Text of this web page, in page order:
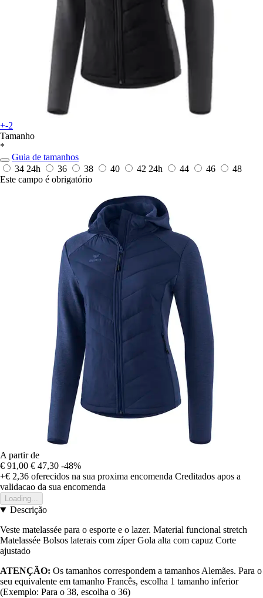
+-2
Tamanho
*
Guia de tamanhos
34 24h 36 38 40 42 24h 44 46
48
Este campo é obrigatório
A partir de
€ 91,00 € 47,30 -48%
+€ 2,36 oferecidos na sua proxima encomenda Creditados apos a
validacao da sua encomenda
Loading...
Descrição
Veste matelassée para o esporte e o lazer. Material funcional stretch
Matelassée Bolsos laterais com zíper Gola alta com capuz Corte
ajustado
ATENÇÃO: Os tamanhos correspondem a tamanhos Alemães. Para o
seu equivalente em tamanho Francês, escolha 1 tamanho inferior
(Exemplo: Para o 38, escolha o 36)